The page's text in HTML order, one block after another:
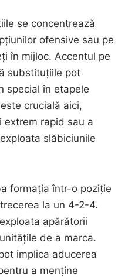
se concentrează
ofensive sau pe
în mijloc. Accentul pe
substituțiile pot
special în etapele
crucială aici,
extrem rapid sau a
slăbiciunile
formația într-o poziție
la un 4-2-4.
apărătorii
de a marca.
implica aducerea
a menține